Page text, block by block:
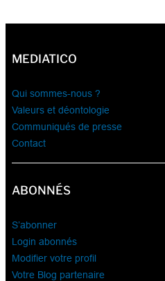
MEDIATICO
Qui sommes-nous ?
Valeurs et déontologie
Communiqués de presse
Contact
ABONNÉS
S’abonner
Login abonnés
Modifier votre profil
Votre Blog partenaire